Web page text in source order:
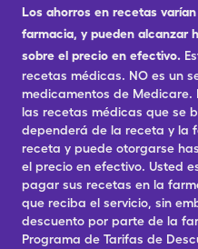
Los ahorros en recetas
farmacia, y pueden alcanzar
sobre el precio en efectivo.
recetas médicas. NO es un
medicamentos de Medicare.
las recetas médicas que se
dependerá de la receta y la
receta y puede otorgarse
el precio en efectivo. Usted
pagar sus recetas en la
que reciba el servicio, sin
descuento por parte de la
Programa de Tarifas de